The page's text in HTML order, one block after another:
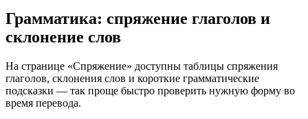
Грамматика: спряжение глаголов и
склонение слов
На странице «Спряжение» доступны таблицы спряжения
глаголов, склонения слов и короткие грамматические
подсказки — так проще быстро проверить нужную форму во
время перевода.